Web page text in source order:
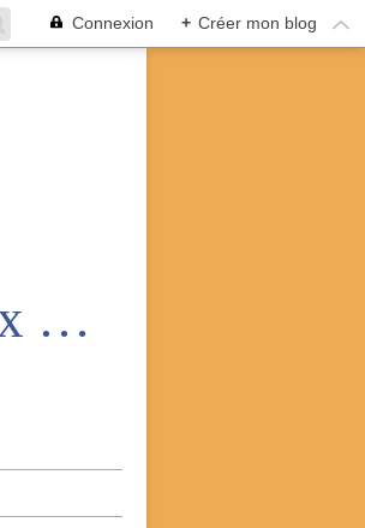
Connexion + Créer mon blog
Amicale nationale des anciens de la Poste aux armées